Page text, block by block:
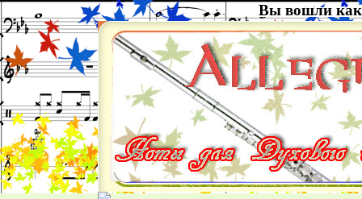
Вы вошли как